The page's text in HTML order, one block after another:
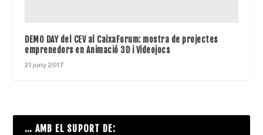
DEMO DAY del CEV al CaixaForum: mostra de projectes
emprenedors en Animació 3D i Videojocs
21 juny 2017
… AMB EL SUPORT DE: